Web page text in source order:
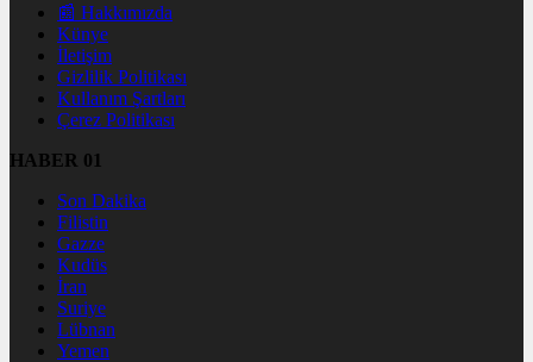
📰 Hakkımızda
Künye
İletişim
Gizlilik Politikası
Kullanım Şartları
Çerez Politikası
HABER 01
Son Dakika
Filistin
Gazze
Kudüs
İran
Suriye
Lübnan
Yemen